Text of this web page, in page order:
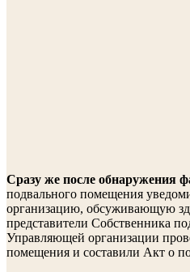
Сразу же после обнаружения
подвального помещения
организацию, обсуживающую
представители Собственника
Управляющей организации
помещения и составили Акт о